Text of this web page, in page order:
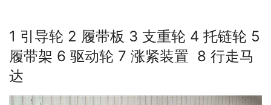
1 引导轮 2 履带板 3 支重轮 4 托链轮 5
履带架 6 驱动轮 7 涨紧装置 8 行走马
达